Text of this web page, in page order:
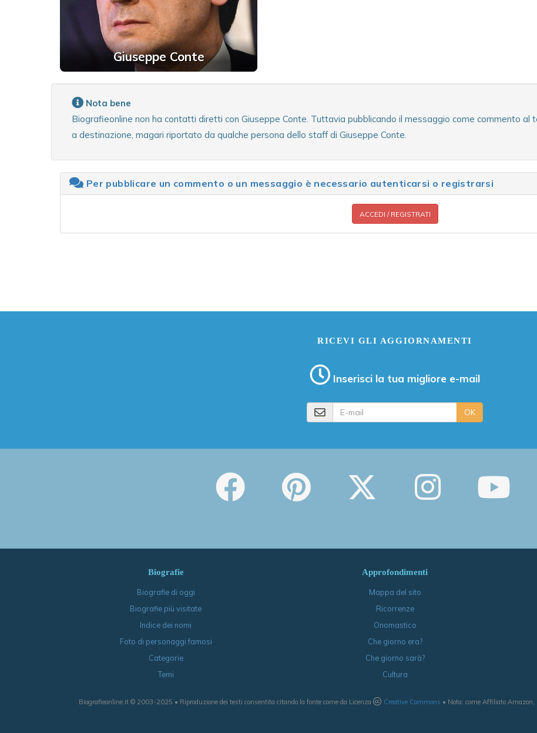
Giuseppe Conte
Nota bene
Biografieonline non ha contatti diretti con Giuseppe Conte. Tuttavia pubblicando il messaggio come commento al
a destinazione, magari riportato da qualche persona dello staff di Giuseppe Conte.
Per pubblicare un commento o un messaggio è necessario autenticarsi o registrarsi
ACCEDI / REGISTRATI
RICEVI GLI AGGIORNAMENTI
Inserisci la tua migliore e-mail
OK
Biografie
Biografie di oggi
Biografie più visitate
Indice dei nomi
Foto di personaggi famosi
Categorie
Temi
Approfondimenti
Mappa del sito
Ricorrenze
Onomastico
Che giorno era?
Che giorno sarà?
Cultura
Biografieonline.it © 2003-2025 • Riproduzione dei testi consentita citando la fonte come da Licenza Creative Commons • Nota: come Affiliato